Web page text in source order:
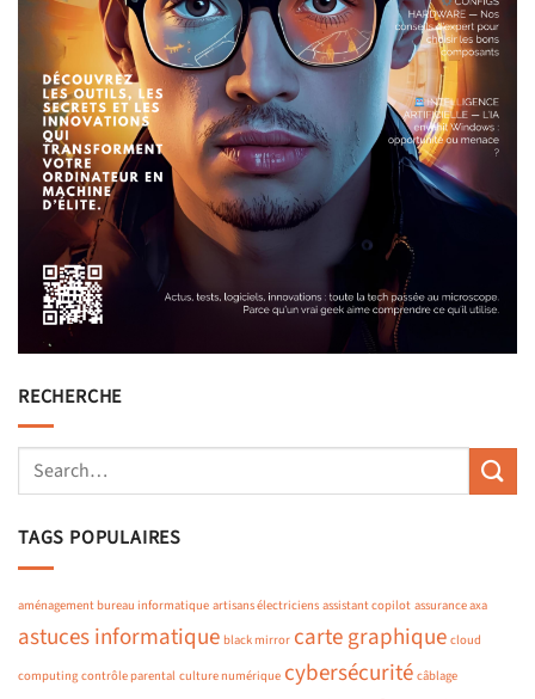
RECHERCHE
TAGS POPULAIRES
aménagement bureau informatique artisans électriciens assistant copilot assurance axa
astuces informatique black mirror carte graphique cloud
computing contrôle parental culture numérique cybersécurité câblage